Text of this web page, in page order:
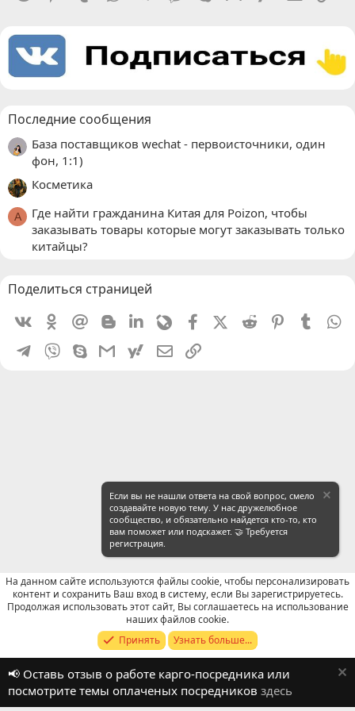
Последние сообщения
База поставщиков wechat - первоисточники, один
фон, 1:1)
Косметика
A
Где найти гражданина Китая для Poizon, чтобы
заказывать товары которые могут заказывать только
китайцы?
Поделиться страницей
VkontakteOdnoklassniki
Mail.ru BloggerLinkedin
LivejournalFacebookX (Twitter)
Reddit PinterestTumblr
Telegram
Viber SkypeGmailyahoomailЭлектронная почта
Отзывы о работе посредников
Russian (RU)
Обратная связь
Условия и правила
Политика конфиденциальности
Помощь
R
Если вы не нашли ответа на свой вопрос, смело
создавайте новую тему. У нас дружелюбное
сообщество, и обязательно найдется кто-то, кто
вам поможет или подскажет. 🤝 Требуется
регистрация.
На данном сайте используются файлы cookie, чтобы персонализировать
контент и сохранить Ваш вход в систему, если Вы зарегистрируетесь.
Продолжая использовать этот сайт, Вы соглашаетесь на использование
наших файлов cookie.
Принять
Узнать больше...
📢 Оставь отзыв о работе карго-посредника или
посмотрите темы оплаченых посредников здесь